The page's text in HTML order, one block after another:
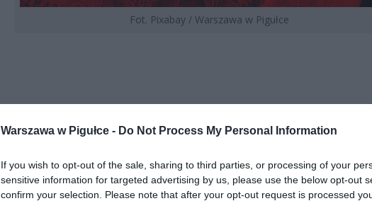
Warszawa w Pigułce - Do Not Process My Personal Information
If you wish to opt-out of the sale, sharing to third parties, or processing of your
sensitive information for targeted advertising by us, please use the below opt-out
confirm your selection. Please note that after your opt-out request is processed
Fot. Pixabay / Warszawa w Pigułce